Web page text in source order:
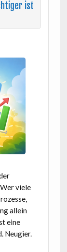
ist
viele
allein
eine
Neugier.